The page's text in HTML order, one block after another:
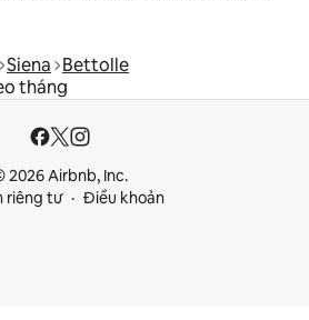
Siena Bettolle
tháng
2026 Airbnb, Inc.
riêng tư
Điều khoản